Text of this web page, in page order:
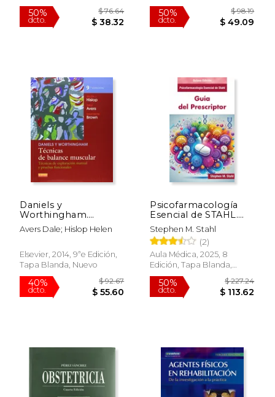
15%
dcto. $ 18.26
40%
dcto. $
Daniels y
Worthingham.
Tecnicas de Balance
Muscular 9ª ed.
Avers Dale; Hislop Helen
Elsevier, 2014, 9ªe Edición,
Tapa Blanda, Nuevo
Psicofarmacología
Esencial de STAHL.
Guía del Prescriptor
Stephen M. Stahl
(2)
Aula Médica, 2025, 8
Edición, Tapa Blanda,
Nuevo